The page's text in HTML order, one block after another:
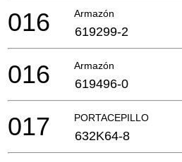
Armazón
016 619299-2
Armazón
016 619496-0
PORTACEPILLO
017 632K64-8